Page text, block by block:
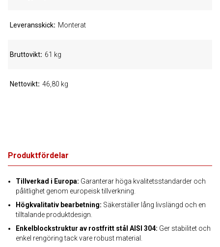
Produktfördelar
Tillverkad i Europa: Garanterar höga kvalitetsstandarder och
pålitlighet genom europeisk tillverkning.
Högkvalitativ bearbetning: Säkerställer lång livslängd och en
tilltalande produktdesign.
Enkelblockstruktur av rostfritt stål AISI 304: Ger stabilitet och
enkel rengöring tack vare robust material.
Leveransskick Monterat
Bruttovikt 61 kg
Nettovikt 46,80 kg